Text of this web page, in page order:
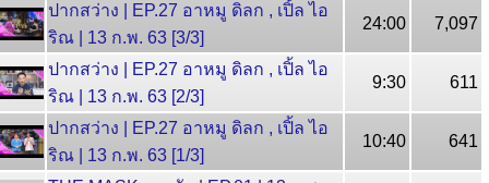
ปากสว่าง | EP.27 อาหมู ดิลก , เปิ้ล ไอ
ริณ | 13 ก.พ. 63 [3/3]
24:00 7,097
ปากสว่าง | EP.27 อาหมู ดิลก , เปิ้ล ไอ
ริณ | 13 ก.พ. 63 [2/3]
9:30 611
ปากสว่าง | EP.27 อาหมู ดิลก , เปิ้ล ไอ
ริณ | 13 ก.พ. 63 [1/3]
10:40 641